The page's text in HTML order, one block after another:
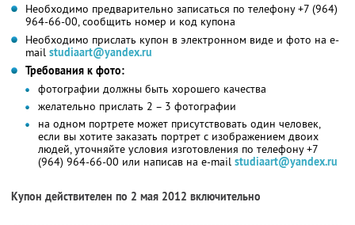
Необходимо предварительно записаться по телефону +7 (964)
964-66-00, сообщить номер и код купона
Необходимо прислать купон в электронном виде и фото на e-
mail studiaart@yandex.ru
Требования к фото:
фотографии должны быть хорошего качества
желательно прислать 2 – 3 фотографии
на одном портрете может присутствовать один человек,
если вы хотите заказать портрет с изображением двоих
людей, уточняйте условия изготовления по телефону +7
(964) 964-66-00 или написав на e-mail studiaart@yandex.ru
Купон действителен по 2 мая 2012 включительно